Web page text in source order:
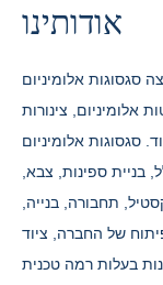
אודותינו
סגסוגות אלומיניום
מוטות אלומיניום, צינורות
סגסוגות אלומיניום
בניית ספינות, צבא,
תחבורה, בנייה,
של החברה, ציוד
בעלות רמה טכנית